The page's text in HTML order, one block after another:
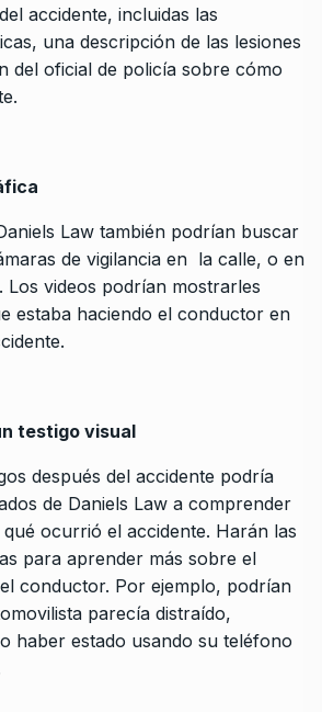
accidente, incluidas las
una descripción de las lesiones
del oficial de policía sobre cómo
Law también podrían buscar
de vigilancia en la calle, o en
Los videos podrían mostrarles
estaba haciendo el conductor en
testigo visual
después del accidente podría
de Daniels Law a comprender
ocurrió el accidente. Harán las
para aprender más sobre el
conductor. Por ejemplo, podrían
parecía distraído,
haber estado usando su teléfono